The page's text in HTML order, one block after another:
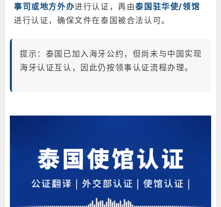
事司或地方外办进行认证，再由泰国驻华使/领馆
进行认证，确保文件在泰国被合法认可。
提示：泰国已加入海牙公约，但尚未与中国实现
海牙认证互认，因此仍按领事认证流程办理。